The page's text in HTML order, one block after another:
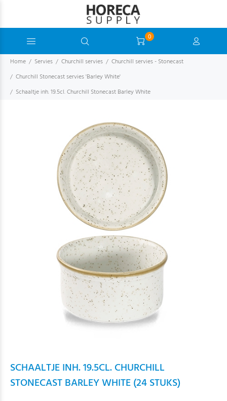
0
Home Servies Churchill servies
Churchill servies - Stonecast
Churchill Stonecast servies 'Barley White'
Schaaltje inh. 19.5cl. Churchill Stonecast Barley White
SCHAALTJE INH. 19.5CL. CHURCHILL
STONECAST BARLEY WHITE (24 STUKS)